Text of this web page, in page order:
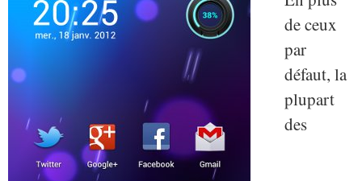
de ceux
par
défaut, la
plupart
des